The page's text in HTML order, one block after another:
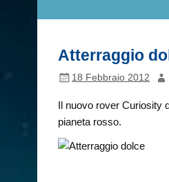
Atterraggio
18 Febbraio 2012
Il nuovo rover Curiosity
pianeta rosso.